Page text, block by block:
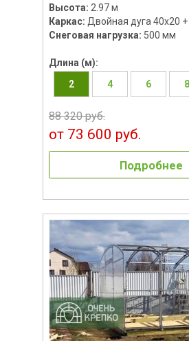
Высота: 2.97 м
Каркас: Двойная дуга 40х20
Снеговая нагрузка: 500 мм
Длина (м):
2
4 6 8
88 320 руб.
от 73 600 руб.
Подробнее